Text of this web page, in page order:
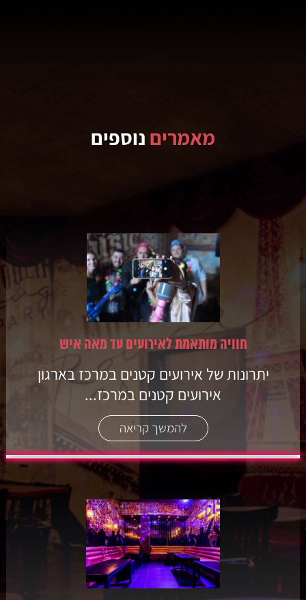
מאמרים נוספים
חוויה מותאמת לאירועים עד מאה איש
יתרונות של אירועים קטנים במרכז בארגון
אירועים קטנים במרכז...
להמשך קריאה